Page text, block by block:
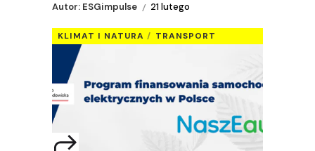
Autor: ESGimpulse 21 lutego
KLIMAT I NATURA TRANSPORT